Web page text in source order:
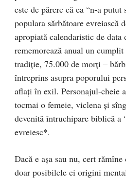
este de părere că ea “n-a putut
populara sărbătoare evreiască
apropiată calendaristic de data
rememorează anual un
tradiţie, 75.000 de morţi –
întreprins asupra poporului
aflaţi în exil. Personajul-cheie
tocmai o femeie, viclena şi
devenită întruchipare biblică a
evreiesc*.
Dacă e aşa sau nu, cert
doar posibilele ei origini